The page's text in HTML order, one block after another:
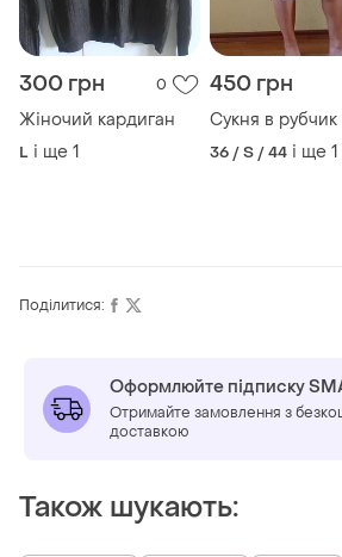
300 грн 0
Жіночий кардиган
L і ще 1
450 грн
Сукня в рубчик
36 / S / 44 і ще 1
Поділитися:
Оформлюйте підписку
Отримайте замовлення з
доставкою
Також шукають: